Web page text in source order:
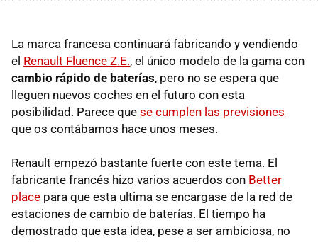
La marca francesa continuará fabricando y vendiendo
el Renault Fluence Z.E., el único modelo de la gama con
cambio rápido de baterías, pero no se espera que
lleguen nuevos coches en el futuro con esta
posibilidad. Parece que se cumplen las previsiones
que os contábamos hace unos meses.
Renault empezó bastante fuerte con este tema. El
fabricante francés hizo varios acuerdos con Better
place para que esta ultima se encargase de la red de
estaciones de cambio de baterías. El tiempo ha
demostrado que esta idea, pese a ser ambiciosa, no